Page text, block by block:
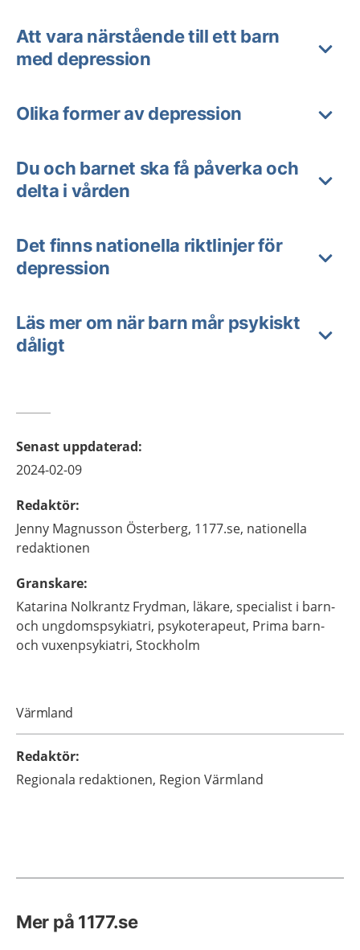
Att vara närstående till ett barn
med depression
Olika former av depression
Du och barnet ska få påverka och
delta i vården
Det finns nationella riktlinjer för
depression
Läs mer om när barn mår psykiskt
dåligt
Senast uppdaterad:
2024-02-09
Redaktör:
Jenny Magnusson Österberg, 1177.se, nationella
redaktionen
Granskare:
Katarina Nolkrantz Frydman, läkare, specialist i barn-
och ungdomspsykiatri, psykoterapeut, Prima barn-
och vuxenpsykiatri, Stockholm
Värmland
Redaktör:
Regionala redaktionen, Region Värmland
Mer på 1177.se